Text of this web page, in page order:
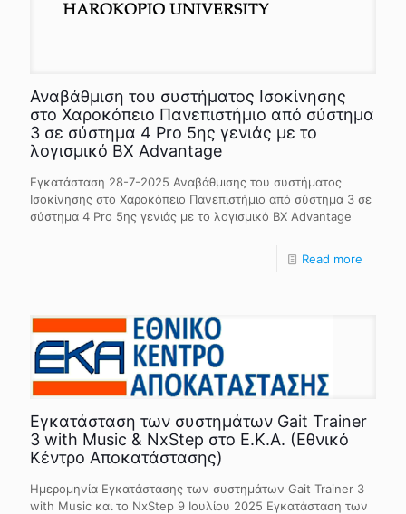
Αναβάθμιση του συστήματος Ισοκίνησης
στο Χαροκόπειο Πανεπιστήμιο από σύστημα
3 σε σύστημα 4 Pro 5ης γενιάς με το
λογισμικό BX Advantage
Εγκατάσταση 28-7-2025 Αναβάθμισης του συστήματος
Ισοκίνησης στο Χαροκόπειο Πανεπιστήμιο από σύστημα 3 σε
σύστημα 4 Pro 5ης γενιάς με το λογισμικό BX Advantage
Read more
Εγκατάσταση των συστημάτων Gait Trainer
3 with Music & NxStep στο Ε.Κ.Α. (Εθνικό
Κέντρο Αποκατάστασης)
Ημερομηνία Εγκατάστασης των συστημάτων Gait Trainer 3
with Music και το NxStep 9 Ιουλίου 2025 Εγκατάσταση των